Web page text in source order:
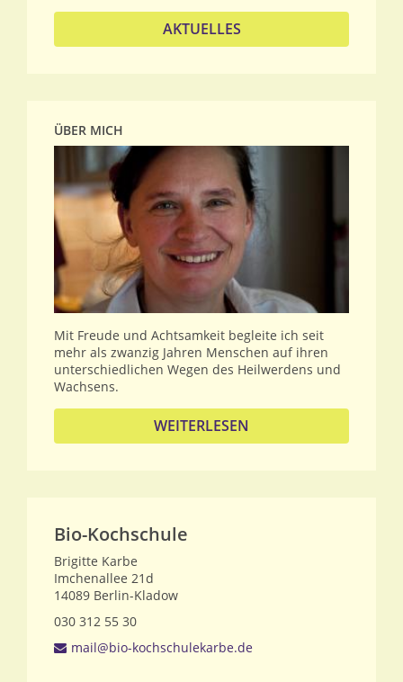
AKTUELLES
ÜBER MICH
Mit Freude und Achtsamkeit begleite ich seit
mehr als zwanzig Jahren Menschen auf ihren
unterschiedlichen Wegen des Heilwerdens und
Wachsens.
WEITERLESEN
Bio-Kochschule
Brigitte Karbe
Imchenallee 21d
14089 Berlin-Kladow
030 312 55 30
mail@bio-kochschulekarbe.de